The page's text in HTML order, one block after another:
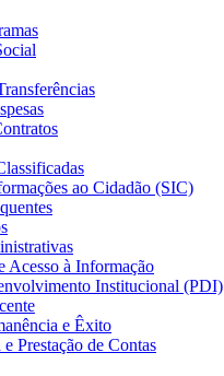
ao Cidadão (SIC)
Acesso à Informação
Institucional (PDI)
e Êxito
Prestação de Contas